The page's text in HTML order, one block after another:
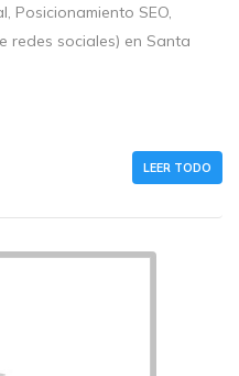
Posicionamiento SEO,
redes sociales) en Santa
LEER TODO